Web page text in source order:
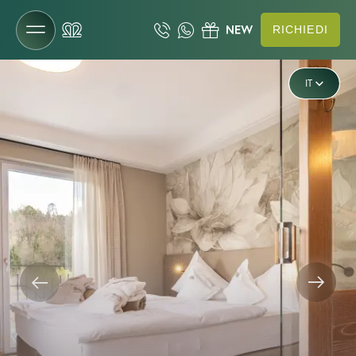
ITDE
EN
RICHIEDI
Camere e prezzi
Camere e suite
Offerte
Occasioni last minute
Richiesta
Prenotazione
Da sapere